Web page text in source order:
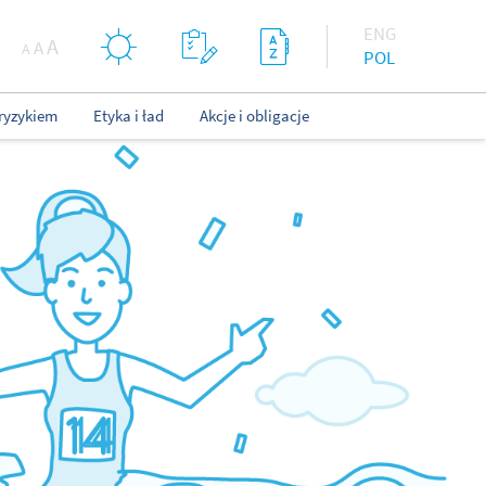
ENG
POL
A AA
Etyka i ład Akcje i obligacje